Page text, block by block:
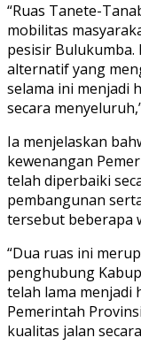
“Ruas Tanete-
mobilitas
pesisir Bulukumba.
alternatif yang
selama ini menjadi
secara
Ia menjelaskan
kewenangan
telah diperbaiki
pembangunan
tersebut beberapa
“Dua ruas ini
penghubung
telah lama menjadi
Pemerintah
kualitas jalan